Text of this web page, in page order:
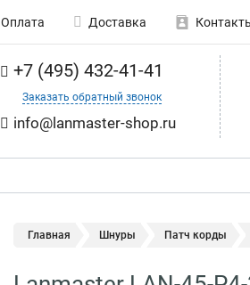
Оплата Доставка
+7 (495) 432-41-41
Заказать обратный звонок
info@lanmaster-shop.ru
Главная Шнуры Патч корды